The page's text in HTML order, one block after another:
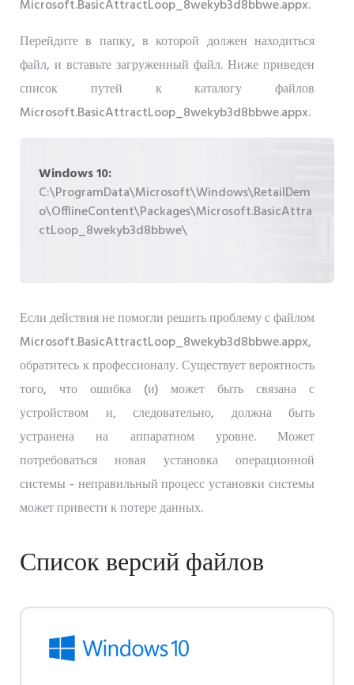
Microsoft.BasicAttractLoop_8wekyb3d8bbwe.appx.
Перейдите в папку, в которой должен находиться
файл, и вставьте загруженный файл. Ниже приведен
список путей к каталогу файлов
Microsoft.BasicAttractLoop_8wekyb3d8bbwe.appx.
Windows 10:
C:\ProgramData\Microsoft\Windows\RetailDem
o\OfflineContent\Packages\Microsoft.BasicAttra
ctLoop_8wekyb3d8bbwe\
Если действия не помогли решить проблему с файлом
Microsoft.BasicAttractLoop_8wekyb3d8bbwe.appx,
обратитесь к профессионалу. Существует вероятность
того, что ошибка (и) может быть связана с
устройством и, следовательно, должна быть
устранена на аппаратном уровне. Может
потребоваться новая установка операционной
системы - неправильный процесс установки системы
может привести к потере данных.
Список версий файлов